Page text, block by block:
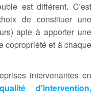
est différent. C'est
de constituer une
apte à apporter une
copropriété et à chaque
intervenantes en
d'intervention,